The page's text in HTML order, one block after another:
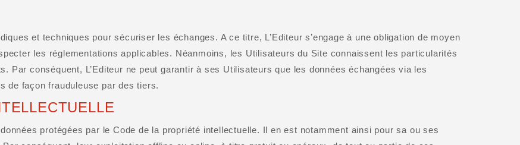
et techniques pour sécuriser les échanges. A ce titre, L’Editeur s’engage à une obligation de moyen
les réglementations applicables. Néanmoins, les Utilisateurs du Site connaissent les particularités
Par conséquent, L’Editeur ne peut garantir à ses Utilisateurs que les données échangées via les
de façon frauduleuse par des tiers.
protégées par le Code de la propriété intellectuelle. Il en est notamment ainsi pour sa ou ses